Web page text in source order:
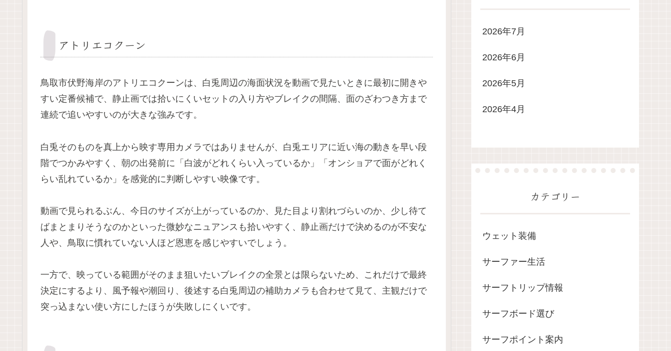
アトリエコクーン
鳥取市伏野海岸のアトリエコクーンは、白兎周辺の海面状況を動画で見たいときに最初に開きや
すい定番候補で、静止画では拾いにくいセットの入り方やブレイクの間隔、面のざわつき方まで
連続で追いやすいのが大きな強みです。
白兎そのものを真上から映す専用カメラではありませんが、白兎エリアに近い海の動きを早い段
階でつかみやすく、朝の出発前に「白波がどれくらい入っているか」「オンショアで面がどれく
らい乱れているか」を感覚的に判断しやすい映像です。
動画で見られるぶん、今日のサイズが上がっているのか、見た目より割れづらいのか、少し待て
ばまとまりそうなのかといった微妙なニュアンスも拾いやすく、静止画だけで決めるのが不安な
人や、鳥取に慣れていない人ほど恩恵を感じやすいでしょう。
一方で、映っている範囲がそのまま狙いたいブレイクの全景とは限らないため、これだけで最終
決定にするより、風予報や潮回り、後述する白兎周辺の補助カメラも合わせて見て、主観だけで
突っ込まない使い方にしたほうが失敗しにくいです。
2026年7月
2026年6月
2026年5月
2026年4月
カテゴリー
ウェット装備
サーファー生活
サーフトリップ情報
サーフボード選び
サーフポイント案内